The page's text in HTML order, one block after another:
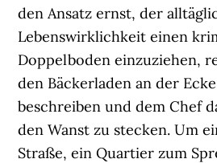
den Ansatz ernst, der
Lebenswirklichkeit einen
Doppelboden einzuziehen,
den Bäckerladen an der
beschreiben und dem Chef
den Wanst zu stecken. Um
Straße, ein Quartier zum